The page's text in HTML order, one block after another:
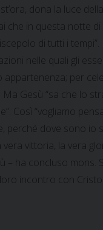
dona la luce
che in questa notte di
di tutti i tempi”.
nelle quali gli
per
Gesù “sa che lo
“vogliamo
dove sono io
vittoria, la vera
– ha concluso mons.
incontro con